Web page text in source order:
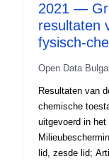
2021 —
resultaten
fysisch-
Open Data
Resultaten van
chemische
uitgevoerd in
lid, zesde lid;